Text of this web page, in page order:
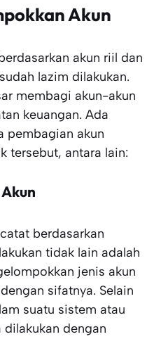
Akun
akun riil dan
lazim dilakukan.
membagi akun-akun
keuangan. Ada
pembagian akun
tersebut, antara lain:
berdasarkan
tidak lain adalah
jenis akun
sifatnya. Selain
suatu sistem atau
dengan